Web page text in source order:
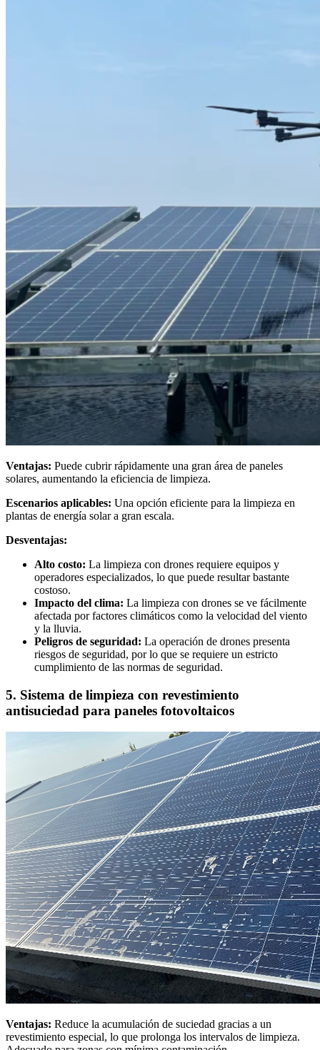
Ventajas: Puede cubrir rápidamente una gran área de paneles
solares, aumentando la eficiencia de limpieza.
Escenarios aplicables: Una opción eficiente para la limpieza en
plantas de energía solar a gran escala.
Desventajas:
Alto costo: La limpieza con drones requiere equipos y
operadores especializados, lo que puede resultar bastante
costoso.
Impacto del clima: La limpieza con drones se ve fácilmente
afectada por factores climáticos como la velocidad del viento
y la lluvia.
Peligros de seguridad: La operación de drones presenta
riesgos de seguridad, por lo que se requiere un estricto
cumplimiento de las normas de seguridad.
5. Sistema de limpieza con revestimiento
antisuciedad para paneles fotovoltaicos
Ventajas: Reduce la acumulación de suciedad gracias a un
revestimiento especial, lo que prolonga los intervalos de limpieza.